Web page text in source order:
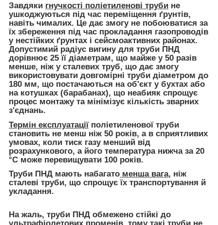
Завдяки гнучкості поліетиленові труби не
ушкоджуються під час переміщення ґрунтів,
навіть чималих. Це дає змогу не побоюватися за
їх збереження під час прокладання газопроводів
у нестійких ґрунтах і сейсмоактивних районах.
Допустимий радіус вигину для труби ПНД
дорівнює 25 її діаметрам, що майже у 50 разів
менше, ніж у сталевих труб, що дає змогу
використовувати довгомірні труби діаметром до
180 мм, що постачаються на об'єкт у бухтах або
на котушках (барабанах), що неабияк спрощує
процес монтажу та мінімізує кількість зварних
з'єднань.
Термін експлуатації поліетиленової труби
становить не менш ніж 50 років, а в сприятливих
умовах, коли тиск газу менший від
розрахункового, а його температура нижча за 20
°C може перевищувати 100 років.
Труби ПНД мають набагато менша вага, ніж
сталеві труби, що спрощує їх транспортування й
укладання.
На жаль, труби ПНД обмежено стійкі до